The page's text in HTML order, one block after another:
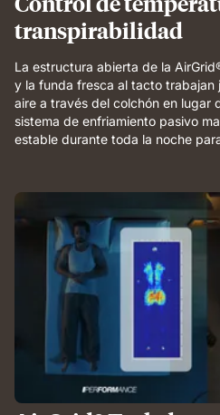
breathable
comfort.
transpirabilidad
La estructura abierta de la
y la funda fresca al tacto trabajan
aire a través del colchón en lugar
sistema de enfriamiento pasivo
estable durante toda la noche